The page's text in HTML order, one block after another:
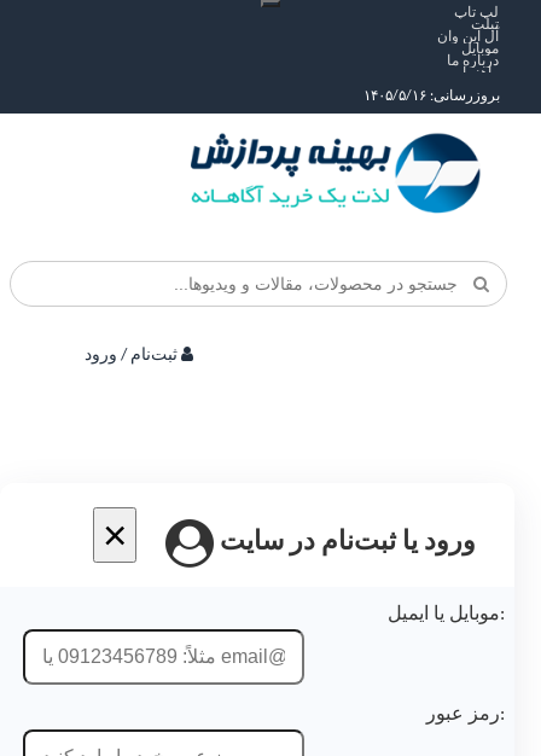
لپ تاپ
تبلت
آل این وان
موبایل
درباره ما
راهنما
بروزرسانی: ۱۴۰۵/۵/۱۶
ثبت‌نام / ورود
× ورود یا ثبت‌نام در سایت
موبایل یا ایمیل:
رمز عبور: